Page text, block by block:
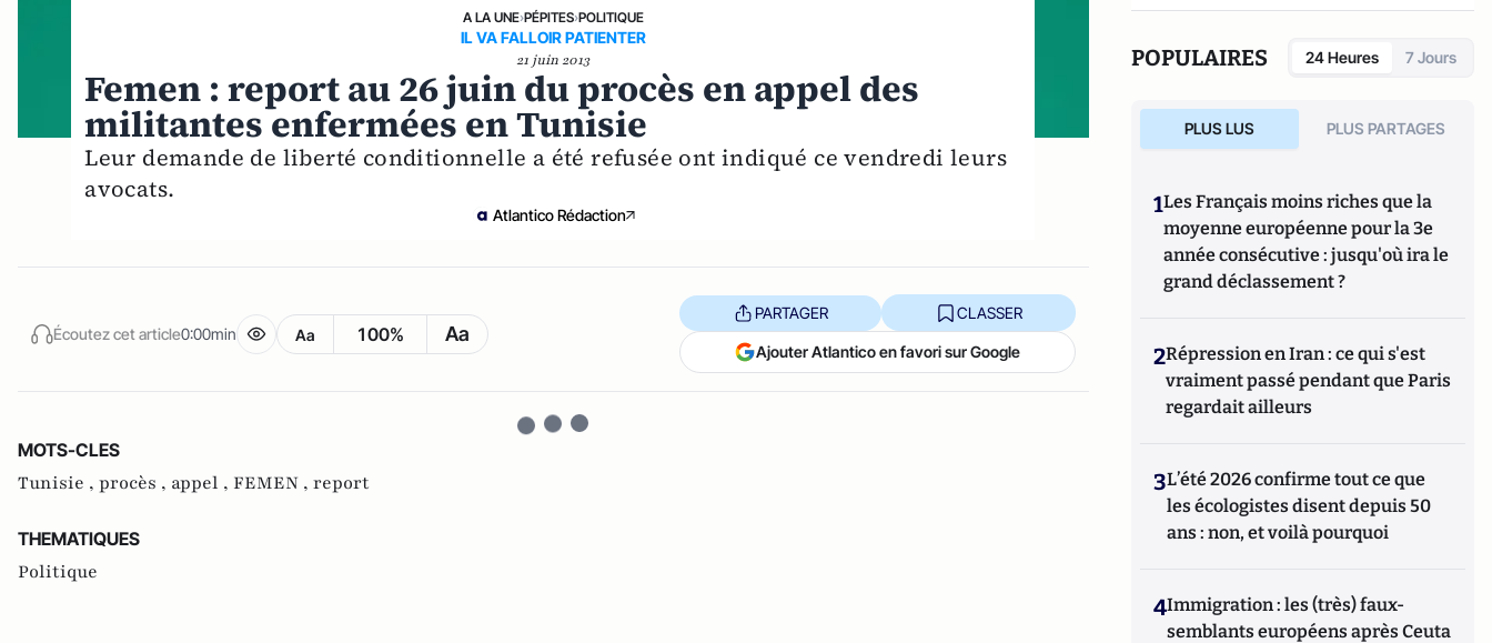
A LA UNE›PÉPITES›POLITIQUE
IL VA FALLOIR PATIENTER
21 juin 2013
Femen : report au 26 juin du procès en appel des
militantes enfermées en Tunisie
Leur demande de liberté conditionnelle a été refusée ont indiqué ce vendredi leurs
avocats.
Atlantico Rédaction
Écoutez cet article0:00min Aa 100% Aa
PARTAGER CLASSER
Ajouter Atlantico en favori sur Google
MOTS-CLES
Tunisie , procès , appel , FEMEN , report
THEMATIQUES
Politique
POPULAIRES 24 Heures 7 Jours
PLUS LUS PLUS PARTAGES
1Les Français moins riches que la
moyenne européenne pour la 3e
année consécutive : jusqu'où ira le
grand déclassement ?
2Répression en Iran : ce qui s'est
vraiment passé pendant que Paris
regardait ailleurs
3L’été 2026 confirme tout ce que
les écologistes disent depuis 50
ans : non, et voilà pourquoi
4Immigration : les (très) faux-
semblants européens après Ceuta